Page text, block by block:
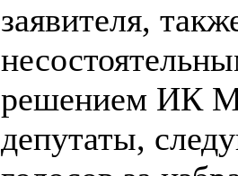
заявителя,
решением ИК
депутаты,